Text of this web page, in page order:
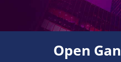
Open